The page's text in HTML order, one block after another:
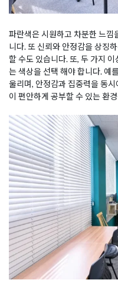
파란색은 시원하고 차분한 느낌
니다. 또 신뢰와 안정감을 상징
할 수도 있습니다. 또, 두 가지
는 색상을 선택 해야 합니다. 예
울리며, 안정감과 집중력을 동
이 편안하게 공부할 수 있는 환